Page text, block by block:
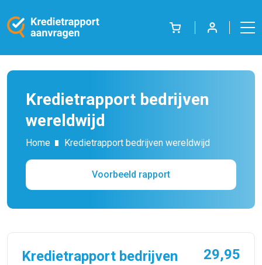
Kredietrapport bedrijven
wereldwijd
Home Kredietrapport bedrijven wereldwijd
Voorbeeld rapport
Kredietrapport bedrijven
29,95